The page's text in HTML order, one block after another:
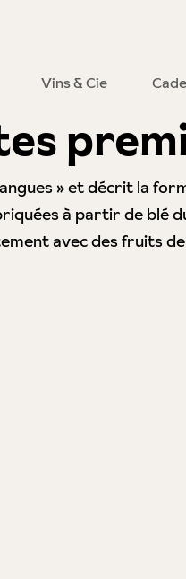
Vins & Cie
» et décrit la
à partir de blé
avec des fruits